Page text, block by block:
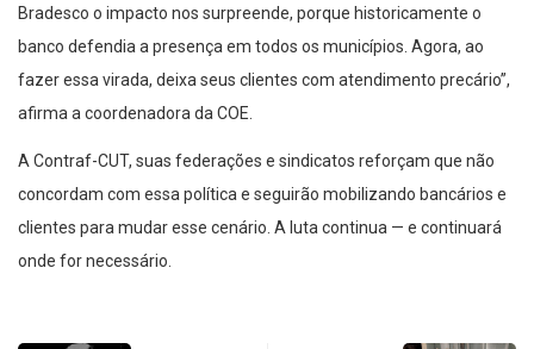
Bradesco o impacto nos surpreende, porque historicamente o
banco defendia a presença em todos os municípios. Agora, ao
fazer essa virada, deixa seus clientes com atendimento precário”,
afirma a coordenadora da COE.
A Contraf-CUT, suas federações e sindicatos reforçam que não
concordam com essa política e seguirão mobilizando bancários e
clientes para mudar esse cenário. A luta continua — e continuará
onde for necessário.